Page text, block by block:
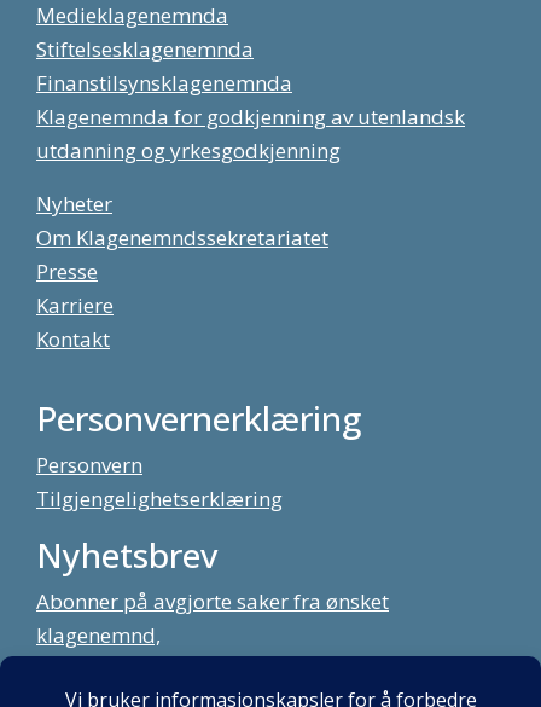
Medieklagenemnda
Stiftelsesklagenemnda
Finanstilsynsklagenemnda
Klagenemnda for godkjenning av utenlandsk
utdanning og yrkesgodkjenning
Nyheter
Om Klagenemndssekretariatet
Presse
Karriere
Kontakt
Personvernerklæring
Personvern
Tilgjengelighetserklæring
Nyhetsbrev
Abonner på avgjorte saker fra ønsket
klagenemnd,